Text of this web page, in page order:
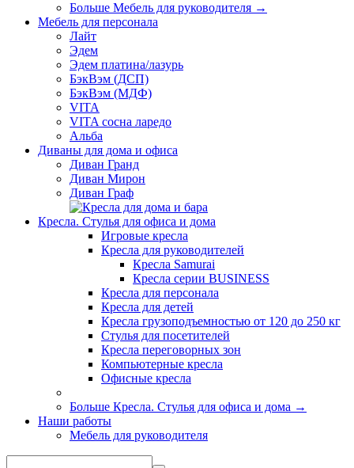
Больше Мебель для руководителя →
Мебель для персонала
Лайт
Эдем
Эдем платина/лазурь
БэкВэм (ДСП)
БэкВэм (МДФ)
VITA
VITA сосна ларедо
Альба
Диваны для дома и офиса
Диван Гранд
Диван Мирон
Диван Граф
Кресла. Стулья для офиса и дома
Игровые кресла
Кресла для руководителей
Кресла Samurai
Кресла серии BUSINESS
Кресла для персонала
Кресла для детей
Кресла грузоподъемностью от 120 до 250 кг
Стулья для посетителей
Кресла переговорных зон
Компьютерные кресла
Офисные кресла
Больше Кресла. Стулья для офиса и дома →
Наши работы
Мебель для руководителя